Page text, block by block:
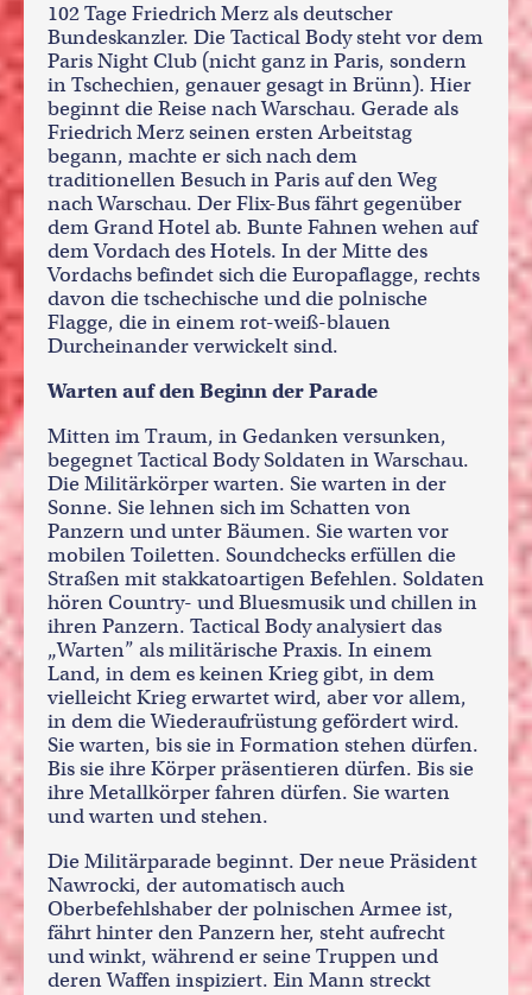
102 Tage Friedrich Merz als deutscher
Bundeskanzler. Die Tactical Body steht vor dem
Paris Night Club (nicht ganz in Paris, sondern
in Tschechien, genauer gesagt in Brünn). Hier
beginnt die Reise nach Warschau. Gerade als
Friedrich Merz seinen ersten Arbeitstag
begann, machte er sich nach dem
traditionellen Besuch in Paris auf den Weg
nach Warschau. Der Flix-Bus fährt gegenüber
dem Grand Hotel ab. Bunte Fahnen wehen auf
dem Vordach des Hotels. In der Mitte des
Vordachs befindet sich die Europaflagge, rechts
davon die tschechische und die polnische
Flagge, die in einem rot-weiß-blauen
Durcheinander verwickelt sind.
Warten auf den Beginn der Parade
Mitten im Traum, in Gedanken versunken,
begegnet Tactical Body Soldaten in Warschau.
Die Militärkörper warten. Sie warten in der
Sonne. Sie lehnen sich im Schatten von
Panzern und unter Bäumen. Sie warten vor
mobilen Toiletten. Soundchecks erfüllen die
Straßen mit stakkatoartigen Befehlen. Soldaten
hören Country- und Bluesmusik und chillen in
ihren Panzern. Tactical Body analysiert das
„Warten” als militärische Praxis. In einem
Land, in dem es keinen Krieg gibt, in dem
vielleicht Krieg erwartet wird, aber vor allem,
in dem die Wiederaufrüstung gefördert wird.
Sie warten, bis sie in Formation stehen dürfen.
Bis sie ihre Körper präsentieren dürfen. Bis sie
ihre Metallkörper fahren dürfen. Sie warten
und warten und stehen.
Die Militärparade beginnt. Der neue Präsident
Nawrocki, der automatisch auch
Oberbefehlshaber der polnischen Armee ist,
fährt hinter den Panzern her, steht aufrecht
und winkt, während er seine Truppen und
deren Waffen inspiziert. Ein Mann streckt